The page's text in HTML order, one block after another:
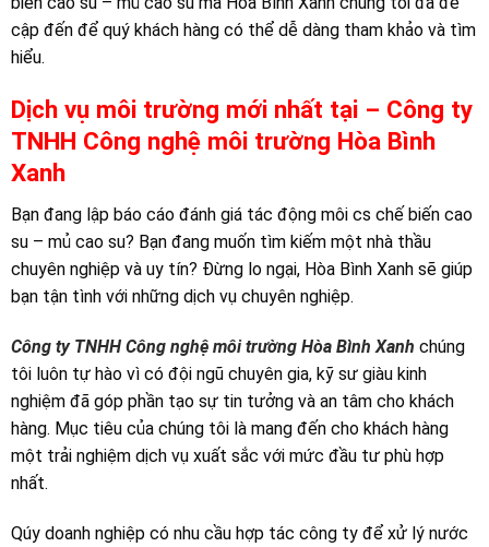
cập đến để quý khách hàng có thể dễ dàng tham khảo và tìm
hiểu.
Dịch vụ môi trường mới nhất tại – Công ty
TNHH Công nghệ môi trường Hòa Bình
Xanh
Bạn đang lập báo cáo đánh giá tác động môi cs chế biến cao
su – mủ cao su? Bạn đang muốn tìm kiếm một nhà thầu
chuyên nghiệp và uy tín? Đừng lo ngại, Hòa Bình Xanh sẽ giúp
bạn tận tình với những dịch vụ chuyên nghiệp.
Công ty TNHH Công nghệ môi trường Hòa Bình Xanh chúng
tôi luôn tự hào vì có đội ngũ chuyên gia, kỹ sư giàu kinh
nghiệm đã góp phần tạo sự tin tưởng và an tâm cho khách
hàng. Mục tiêu của chúng tôi là mang đến cho khách hàng
một trải nghiệm dịch vụ xuất sắc với mức đầu tư phù hợp
nhất.
Qúy doanh nghiệp có nhu cầu hợp tác công ty để xử lý nước